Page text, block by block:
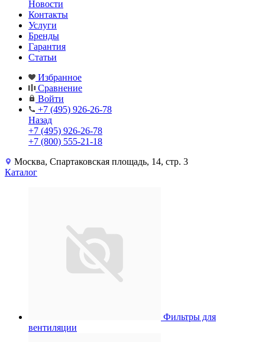
Новости
Контакты
Услуги
Бренды
Гарантия
Статьи
Избранное
Сравнение
Войти
+7 (495) 926-26-78
Назад
+7 (495) 926-26-78
+7 (800) 555-21-18
Москва, Спартаковская площадь, 14, стр. 3
Каталог
Фильтры для
вентиляции